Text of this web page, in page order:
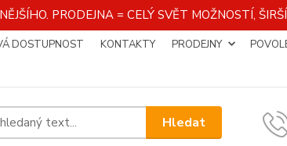
PRODEJNA = CELÝ SVĚT MOŽNOSTÍ,
DOSTUPNOST KONTAKTY PRODEJNY
Hledat